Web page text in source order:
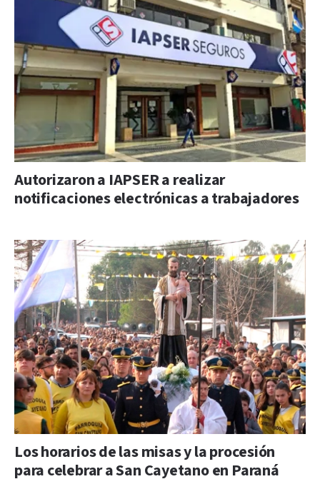
Autorizaron a IAPSER a realizar
notificaciones electrónicas a trabajadores
Los horarios de las misas y la procesión
para celebrar a San Cayetano en Paraná